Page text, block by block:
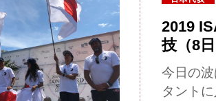
2019
技（8
今日の
タント